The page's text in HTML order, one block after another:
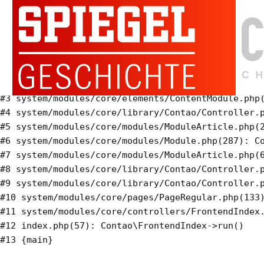
Warning: Invalid argument supplied for foreach() in
system/modules/calendar/modules/ModuleEventlist.php
#0 system/modules/calendar/modules/
#1 system/modules/core/modules/Module.php(287):
#2 system/modules/calendar/modules/
#3 system/modules/core/elements/
#4 system/modules/core/library/Contao/
#5 system/modules/core/modules/
#6 system/modules/core/modules/Module.php(287):
#7 system/modules/core/modules/
#8 system/modules/core/library/Contao/
#9 system/modules/core/library/Contao/
#10 system/modules/core/pages/
#11 system/modules/core/controllers/
#12 index.php(57): Contao\FrontendIndex->run()